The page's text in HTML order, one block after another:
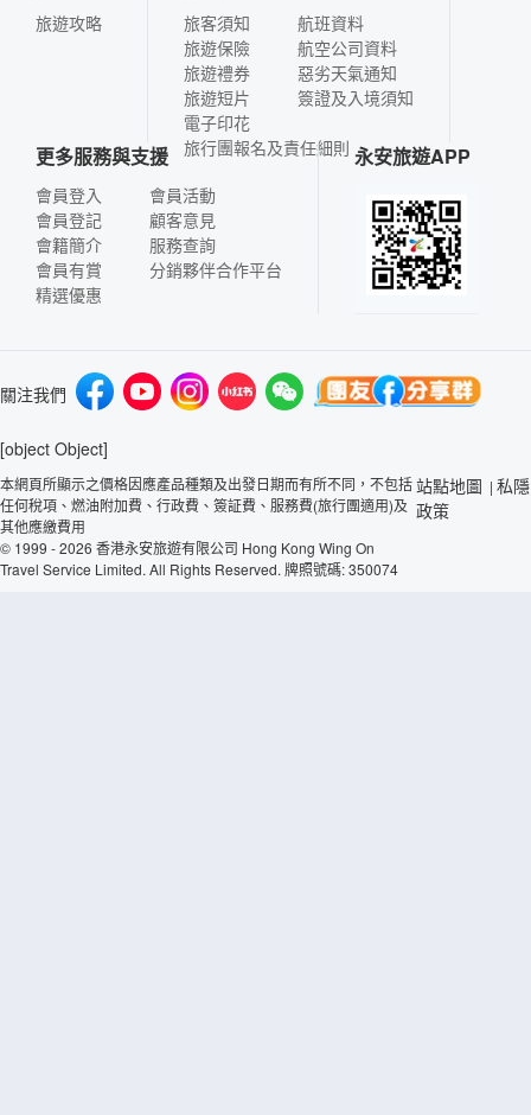
旅遊攻略
旅客須知
旅遊保險
旅遊禮券
旅遊短片
電子印花
航班資料
航空公司資料
惡劣天氣通知
簽證及入境須知
旅行團報名及責任細則
更多服務與支援
會員登入
會員登記
會籍簡介
會員有賞
精選優惠
會員活動
顧客意見
服務查詢
分銷夥伴合作平台
永安旅遊APP
關注我們
[object Object]
本網頁所顯示之價格因應產品種類及出發日期而有所不同，不包括
任何稅項、燃油附加費、行政費、簽証費、服務費(旅行團適用)及
其他應繳費用
© 1999 - 2026 香港永安旅遊有限公司 Hong Kong Wing On
Travel Service Limited. All Rights Reserved. 牌照號碼: 350074
站點地圖 | 私隱
政策